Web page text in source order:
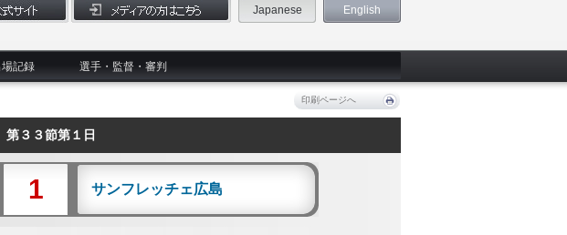
Japanese English
記録 選手・監督・審判
印刷ページへ
３３節第１日
1 サンフレッチェ広島